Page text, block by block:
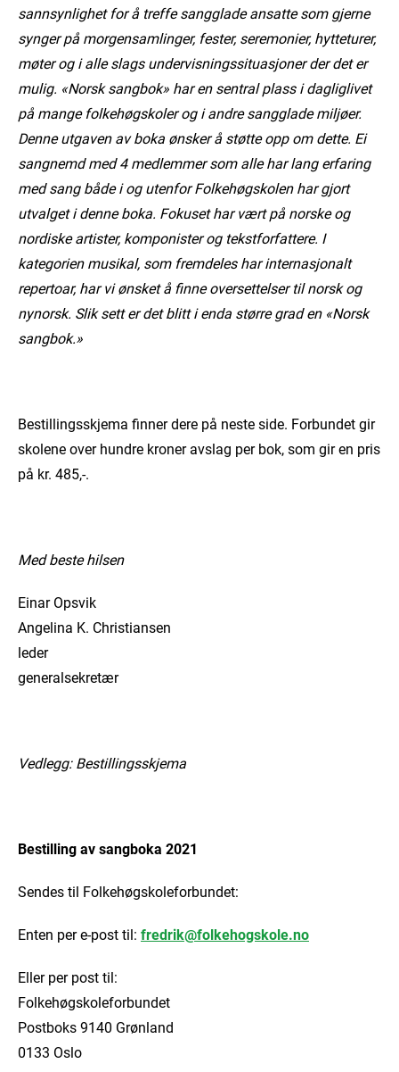
sannsynlighet for å treffe sangglade ansatte som gjerne
synger på morgensamlinger, fester, seremonier, hytteturer,
møter og i alle slags undervisningssituasjoner der det er
mulig. «Norsk sangbok» har en sentral plass i dagliglivet
på mange folkehøgskoler og i andre sangglade miljøer.
Denne utgaven av boka ønsker å støtte opp om dette. Ei
sangnemd med 4 medlemmer som alle har lang erfaring
med sang både i og utenfor Folkehøgskolen har gjort
utvalget i denne boka. Fokuset har vært på norske og
nordiske artister, komponister og tekstforfattere. I
kategorien musikal, som fremdeles har internasjonalt
repertoar, har vi ønsket å finne oversettelser til norsk og
nynorsk. Slik sett er det blitt i enda større grad en «Norsk
sangbok.»
Bestillingsskjema finner dere på neste side. Forbundet gir
skolene over hundre kroner avslag per bok, som gir en pris
på kr. 485,-.
Med beste hilsen
Einar Opsvik
Angelina K. Christiansen
leder
generalsekretær
Vedlegg: Bestillingsskjema
Bestilling av sangboka 2021
Sendes til Folkehøgskoleforbundet:
Enten per e-post til: fredrik@folkehogskole.no
Eller per post til:
Folkehøgskoleforbundet
Postboks 9140 Grønland
0133 Oslo